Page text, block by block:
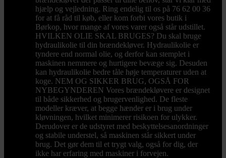
hjælp og vejledning. Ring endelig til os på 76 62 00 36
for at få råd til køb, eller kom forbi vores butik i
Børkop, hvor mange af vores varer også står udstillet.
HVILKEN OLIE SKAL BRUGES? Du skal bruge
hydraulikolie til din brændekløver. Hydraulikolie er
tyndere end normal olie, og derfor kan stemplet i
maskinen nemmere og hurtigere bevæge sig. Desuden
kan hydraulikolie bedre tåle høje temperaturer uden at
koge. NEM OG SIKKER BRUG, OGSÅ FOR
NYBEGYNDEREN Vores brændekløvere er designet
til både sikkerhed og brugervenlighed. De fleste
modeller kræver, at begge hænder er i brug under
kløvningen, hvilket minimerer risikoen for ulykker.
Derudover er de udstyret med beskyttelsesanordninger
og stabile understel, så maskinen står sikkert under
brug. Det gør dem til et trygt valg, også for dig, der
ikke har erfaring med maskiner i forvejen.